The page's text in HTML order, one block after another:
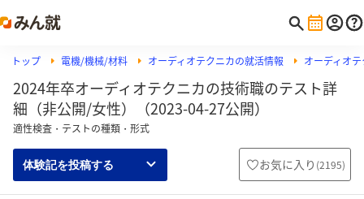
トップ 電機/機械/材料 オーディオテクニカの就活情報 オーディオ
2024年卒オーディオテクニカの技術職のテスト詳
細（非公開/女性）（2023-04-27公開）
適性検査・テストの種類・形式
体験記を投稿する お気に入り (2195)